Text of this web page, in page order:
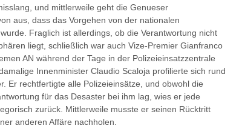
und mittlerweile geht die Genueser
aus, dass das Vorgehen von der nationalen
Fraglich ist allerdings, ob die Verantwortung nicht
liegt, schließlich war auch Vize-Premier Gianfranco
AN während der Tage in der Polizeieinsatzzentrale
Innenminister Claudio Scaloja profilierte sich rund
Er rechtfertigte alle Polizeieinsätze, und obwohl die
für das Desaster bei ihm lag, wies er jede
zurück. Mittlerweile musste er seinen Rücktritt
anderen Affäre nachholen.